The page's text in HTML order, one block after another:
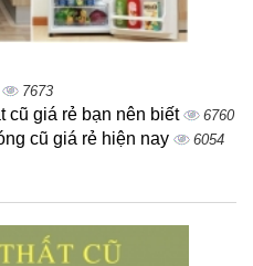
7673
cũ giá rẻ bạn nên biết 6760
cũ giá rẻ hiện nay 6054